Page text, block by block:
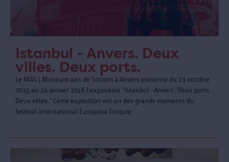
Istanbul - Anvers. Deux
villes. Deux ports.
Le MAS | Museum aan de Stroom à Anvers présente du 23 octobre
2015 au 24 janvier 2016 l’exposition 'Istanbul - Anvers. Deux ports.
Deux villes.' Cette exposition est un des grands moments du
festival international Europalia Turquie.